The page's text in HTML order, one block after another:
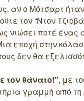
αν ο Μότσαρτ
τον “Ντον
νιώσει ποτέ
εποχή στην
δεν θα
τον θάνατο!”, με
γραμμή από τη